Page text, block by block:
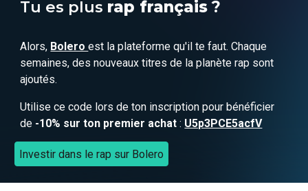
Tu es plus rap français?
Alors, Boleroest la plateforme qu'il te faut. Chaque
semaines, des nouveaux titres de la planète rap sont
ajoutés.
Utilise ce code lors de ton inscription pour bénéficier
de -10% sur ton premier achat : U5p3PCE5acfV
Investir dans le rap sur Bolero